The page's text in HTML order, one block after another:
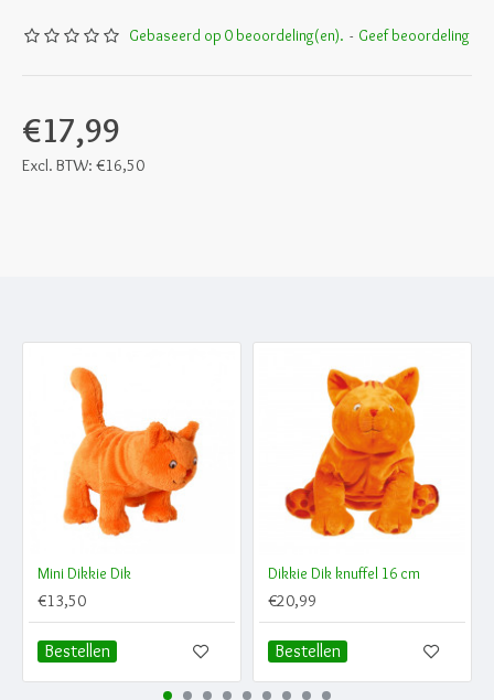
Gebaseerd op 0 beoordeling(en). - Geef beoordeling
€17,99
Excl. BTW: €16,50
Mini Dikkie Dik
€13,50
Bestellen
Dikkie Dik knuffel 16 cm
€20,99
Bestellen